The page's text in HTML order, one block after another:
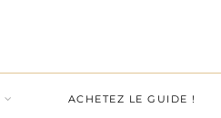
ACHETEZ LE GUIDE !